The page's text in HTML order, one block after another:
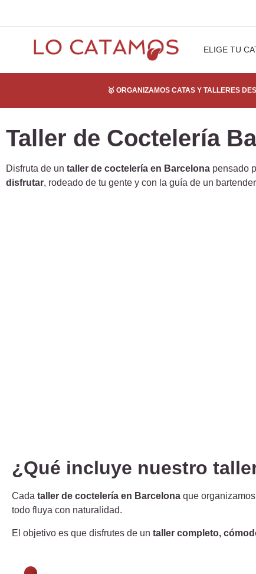
ELIGE TU
🥇 ORGANIZAMOS CATAS Y TALLERES
Taller de Coctelería
Disfruta de un taller de coctelería en Barcelona pensado
disfrutar, rodeado de tu gente y con la guía de un
¿Qué incluye nuestro
Cada taller de coctelería en Barcelona que
todo fluya con naturalidad.
El objetivo es que disfrutes de un taller completo,